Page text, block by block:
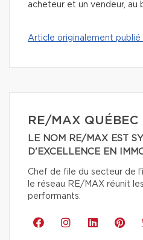
acheteur et un vendeur, au
Article originalement publié
RE/MAX QUÉBEC
LE NOM RE/MAX EST
D'EXCELLENCE EN
Chef de file du secteur de
le réseau RE/MAX réunit
performants.